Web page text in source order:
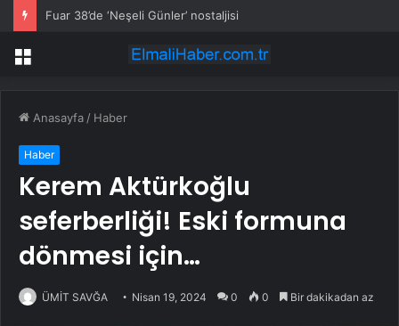
Menü
Anasayfa / Haber
Haber
Kerem Aktürkoğlu
seferberliği! Eski formuna
dönmesi için…
ÜMİT SAVĞA Nisan 19, 2024 0 0 Bir dakikadan az